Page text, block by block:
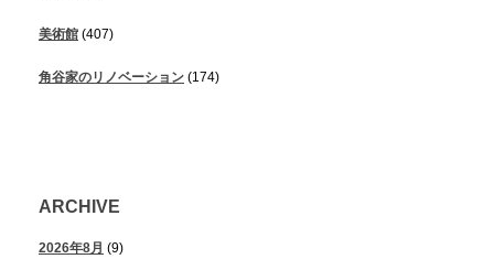
美術館 (407)
角谷家のリノベーション (174)
ARCHIVE
2026年8月 (9)